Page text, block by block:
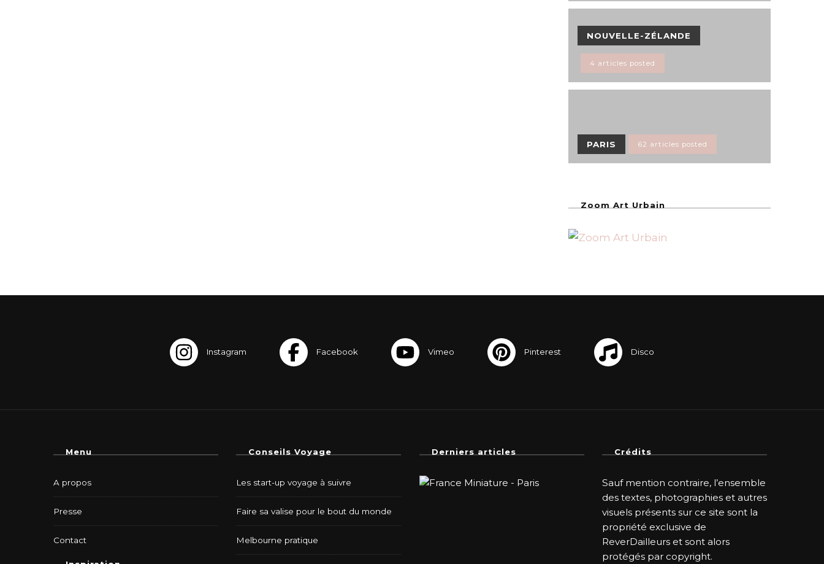
NOUVELLE-ZÉLANDE
4 articles posted
PARIS 62 articles posted
Zoom Art Urbain
Menu
A propos
Presse
Contact
Conseils Voyage
Les start-up voyage à suivre
Faire sa valise pour le bout du monde
Melbourne pratique
Derniers articles Crédits
Sauf mention contraire, l’ensemble
des textes, photographies et autres
visuels présents sur ce site sont la
propriété exclusive de
ReverDailleurs et sont alors
protégés par copyright.